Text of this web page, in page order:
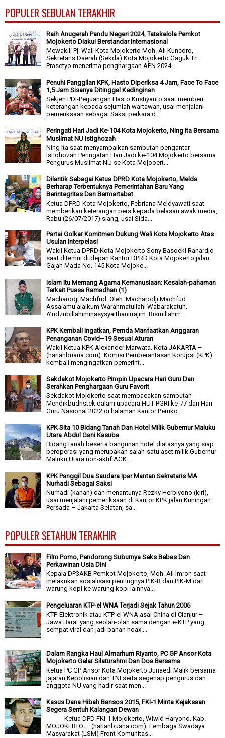
POPULER SEBULAN TERAKHIR
Raih Anugerah Pandu Negeri 2024, Tatakelola Pemkot
Mojokerto Diakui Berstandar Internasional
Mewakili Pj. Wali Kota Mojokerto Moh. Ali Kuncoro,
Sekretaris Daerah (Sekda) Kota Mojokerto Gaguk Tri
Prasetyo menerima penghargaan APN 2024...
Penuhi Panggilan KPK, Hasto Diperiksa 4 Jam, Face To Face
1,5 Jam Sisanya Ditinggal Kedinginan
Sekjen PDI-Perjuangan Hasto Kristiyanto saat memberi
keterangan kepada sejumlah wartawan, usai menjalani
pemeriksaan sebagai Saksi perkara d...
Peringati Hari Jadi Ke-104 Kota Mojokerto, Ning Ita Bersama
Muslimat NU Istighozah
Ning Ita saat menyampaikan sambutan pengantar
Istiqhozah Peringatan Hari Jadi ke-104 Mojokerto bersama
Pengurus Muslimat NU se Kota Mojooert...
Dilantik Sebagai Ketua DPRD Kota Mojokerto, Melda
Berharap Terbentuknya Pemerintahan Baru Yang
Berintegritas Dan Bermartabat
Ketua DPRD Kota Mojokerto, Febriana Meldyawati saat
memberikan keterangan pers kepada belasan awak media,
Rabu (26/07/2017) siang, usai Sida...
Partai Golkar Komitmen Dukung Wali Kota Mojokerto Atas
Usulan Interpelasi
Wakil Ketua DPRD Kota Mojokerto Sony Basoeki Rahardjo
saat ditemui di depan Kantor DPRD Kota Mojokerto jalan
Gajah Mada No. 145 Kota Mojoke...
Islam Itu Memang Agama Kemanusiaan: Kesalah-pahaman
Terkait Puasa Ramadhan (1)
Macharodji Machfud. Oleh: Macharodji Machfud .
Assalamu’alaikum Warahmatullahi Wabarakatuh.
A’udzubillahiminasysyaithanirrajim. Bismillahirr...
KPK Kembali Ingatkan, Pemda Manfaatkan Anggaran
Penanganan Covid–19 Sesuai Aturan
Wakil Ketua KPK Alexander Marwata. Kota JAKARTA –
(harianbuana.com). Komisi Pemberantasan Korupsi (KPK)
kembali mengingatkan pemerint...
Sekdakot Mojokerto Pimpin Upacara Hari Guru Dan
Serahkan Penghargaan Guru Favorit
Sekdakot Mojokerto saat membacakan sambutan
Mendikbudristek dalam upacara HUT PGRI ke-77 dan Hari
Guru Nasional 2022 di halaman Kantor Pemko...
KPK Sita 10 Bidang Tanah Dan Hotel Milik Gubernur Maluku
Utara Abdul Gani Kasuba
Bidang tanah beserta bangunan hotel diatasnya yang siap
beroperasi yang merupakan salah-satu aset milik Gubernur
Maluku Utara non-aktif AGK ...
KPK Panggil Dua Saudara Ipar Mantan Sekretaris MA
Nurhadi Sebagai Saksi
Nurhadi (kanan) dan menantunya Rezky Herbiyono (kiri),
usai menjalani pemeriksaan di Kantor KPK jalan Kuningan
Persada – Jakarta Selatan, sa...
POPULER SETAHUN TERAKHIR
Film Porno, Pendorong Suburnya Seks Bebas Dan
Perkawinan Usia Dini
Kepala DP3AKB Pemkot Mojokerto, Moh. Ali Imron saat
melakukan sosialisasi pentingnya PIK-R dan PIK-M dari
warung kopi ke warung kopi lainnya...
Pengeluaran KTP-el WNA Terjadi Sejak Tahun 2006
KTP-Elektronik atau KTP-el WNA asal China di Cianjur –
Jawa Barat yang seolah-olah sama dengan e-KTP yang
sempat viral dan jadi bahan hoax....
Dalam Rangka Haul Almarhum Riyanto, PC GP Ansor Kota
Mojokerto Gelar Silaturahmi Dan Doa Bersama
Ketua PC GP Ansor Kota Mojokerto Junaedi Malik bersama
jajaran Kepolisian dan TNI serta segenap pengurus dan
anggota NU yang hadir saat men...
Kasus Dana Hibah Bansos 2015, FKI-1 Minta Kejaksaan
Segera Sentuh Kalangan Dewan
Ketua DPD FKI-1 Mojokerto, Wiwid Haryono. Kab.
MOJOKERTO — (harianbuana.com). Lembaga Swadaya
Masyarakat (LSM) Front Komunitas...